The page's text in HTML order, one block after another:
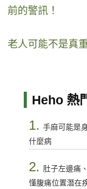
前的警訊！
老人可能不是真
Heho 熱
1. 手麻可能是
什麼病
2. 肚子左邊痛
懂腹痛位置潛在